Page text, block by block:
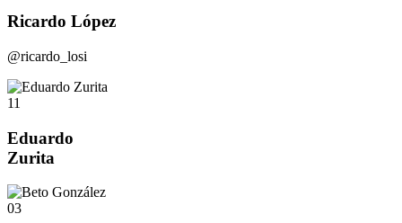
Ricardo López
@ricardo_losi
11
Eduardo
Zurita
03